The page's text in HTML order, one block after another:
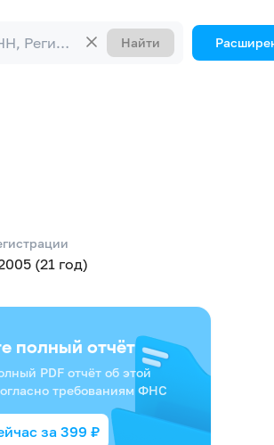
Найти
(21 год)
полный отчёт
PDF отчёт об этой
требованиям ФНС
за 399 ₽